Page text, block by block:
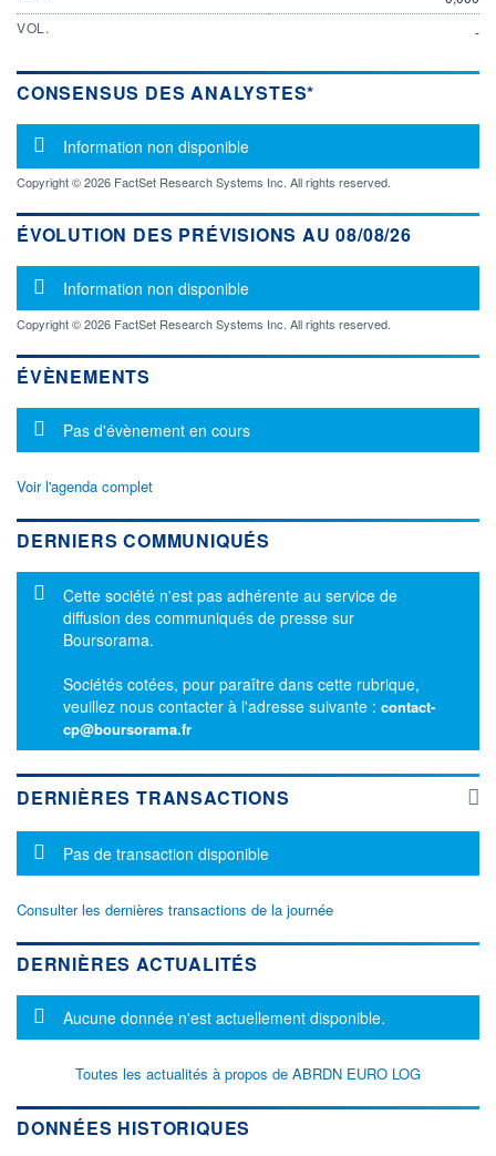
VOL.
-
CONSENSUS DES ANALYSTES*
Message d'information
Information non disponible
Copyright © 2026 FactSet Research Systems Inc. All rights reserved.
ÉVOLUTION DES PRÉVISIONS AU 08/08/26
Message d'information
Information non disponible
Copyright © 2026 FactSet Research Systems Inc. All rights reserved.
ÉVÈNEMENTS
Message d'information
Pas d'évènement en cours
Voir l'agenda complet
DERNIERS COMMUNIQUÉS
Message d'information
Cette société n'est pas adhérente au service de
diffusion des communiqués de presse sur
Boursorama.
Sociétés cotées, pour paraître dans cette rubrique,
veuillez nous contacter à l'adresse suivante : contact-
cp@boursorama.fr
DERNIÈRES TRANSACTIONS
Message d'information
Pas de transaction disponible
Consulter les dernières transactions de la journée
DERNIÈRES ACTUALITÉS
Message d'information
Aucune donnée n'est actuellement disponible.
Toutes les actualités à propos de ABRDN EURO LOG
DONNÉES HISTORIQUES